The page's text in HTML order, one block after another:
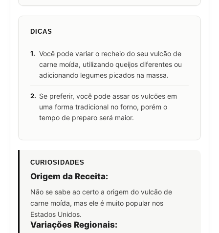
DICAS
1. Você pode variar o recheio do seu vulcão de
carne moída, utilizando queijos diferentes ou
adicionando legumes picados na massa.
2. Se preferir, você pode assar os vulcões em
uma forma tradicional no forno, porém o
tempo de preparo será maior.
CURIOSIDADES
Origem da Receita:
Não se sabe ao certo a origem do vulcão de
carne moída, mas ele é muito popular nos
Estados Unidos.
Variações Regionais: